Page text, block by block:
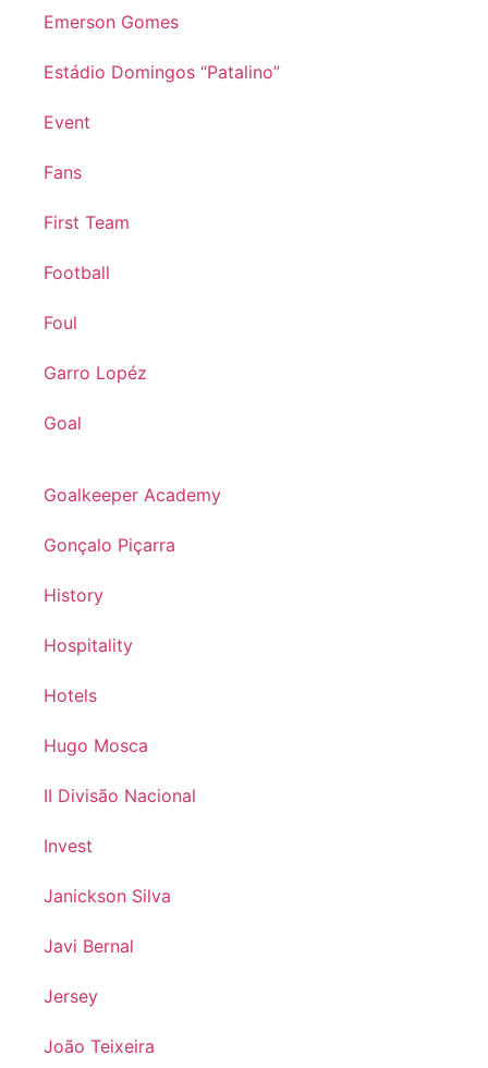
Emerson Gomes
Estádio Domingos “Patalino”
Event
Fans
First Team
Football
Foul
Garro Lopéz
Goal
Goalkeeper Academy
Gonçalo Piçarra
History
Hospitality
Hotels
Hugo Mosca
II Divisão Nacional
Invest
Janickson Silva
Javi Bernal
Jersey
João Teixeira